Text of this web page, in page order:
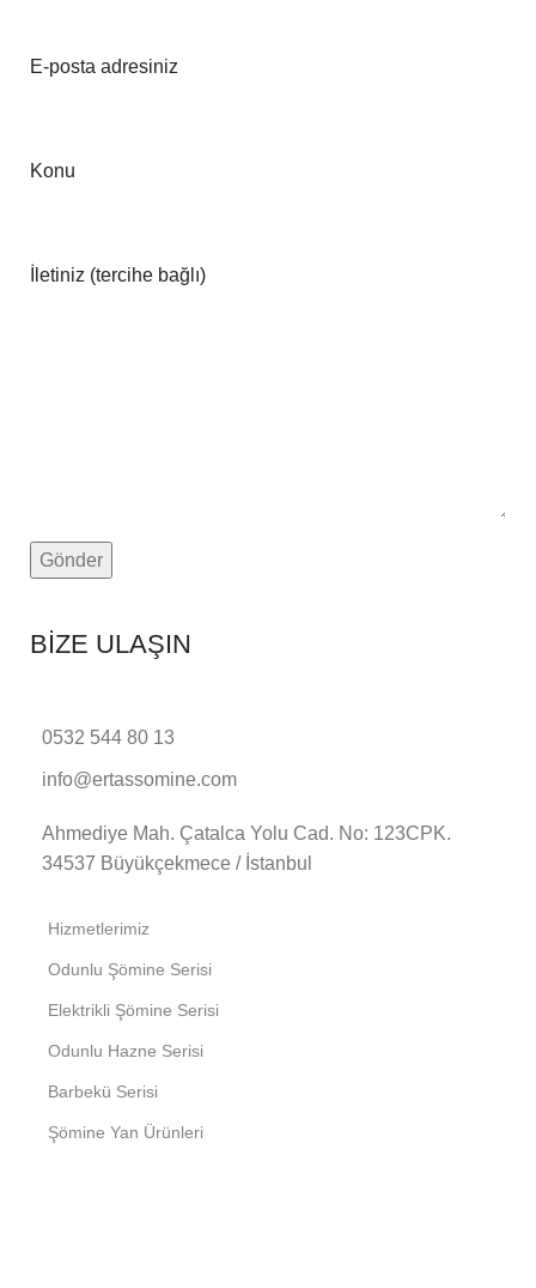
E-posta adresiniz
Konu
İletiniz (tercihe bağlı)
BİZE ULAŞIN
0532 544 80 13
info@ertassomine.com
Ahmediye Mah. Çatalca Yolu Cad. No: 123CPK.
34537 Büyükçekmece / İstanbul
Hizmetlerimiz
Odunlu Şömine Serisi
Elektrikli Şömine Serisi
Odunlu Hazne Serisi
Barbekü Serisi
Şömine Yan Ürünleri